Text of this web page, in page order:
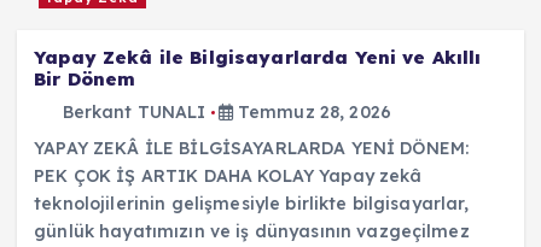
Yapay Zekâ ile Bilgisayarlarda Yeni ve Akıllı
Bir Dönem
Berkant TUNALI
Temmuz 28, 2026
YAPAY ZEKÂ İLE BİLGİSAYARLARDA YENİ DÖNEM:
PEK ÇOK İŞ ARTIK DAHA KOLAY Yapay zekâ
teknolojilerinin gelişmesiyle birlikte bilgisayarlar,
günlük hayatımızın ve iş dünyasının vazgeçilmez